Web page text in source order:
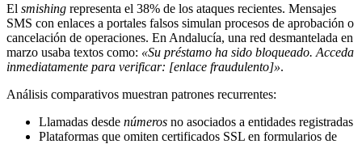
El smishing representa el 38% de los ataques recientes. Mensajes
SMS con enlaces a portales falsos simulan procesos de aprobación o
cancelación de operaciones. En Andalucía, una red desmantelada en
marzo usaba textos como: «Su préstamo ha sido bloqueado. Acceda
inmediatamente para verificar: [enlace fraudulento]».
Análisis comparativos muestran patrones recurrentes:
Llamadas desde números no asociados a entidades registradas
Plataformas que omiten certificados SSL en formularios de